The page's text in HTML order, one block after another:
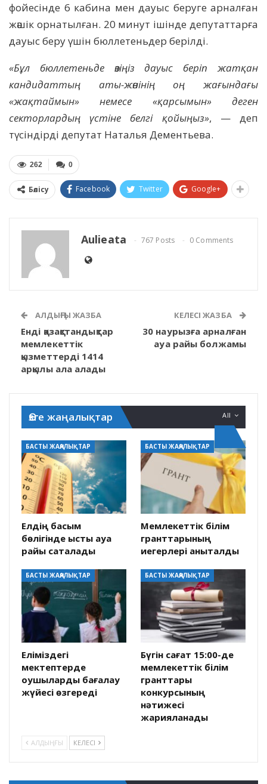
фойесінде 6 кабина мен дауыс беруге арналған
жәшік орнатылған. 20 минут ішінде депутаттарға
дауыс беру үшін бюллетеньдер берілді.
«Бұл бюллетеньде өзіңіз дауыс беріп жатқан
кандидаттың аты-жөнінің оң жағындағы
«жақтаймын» немесе «қарсымын» деген
секторлардың үстіне белгі қойыңыз», — деп
түсіндірді депутат Наталья Дементьева.
0
262
Бөлісу Facebook Twitter Google+
Aulieata 767 Posts 0 Comments
АЛДЫҢҒЫ ЖАЗБА
Енді қазақстандықтар
мемлекеттік
қызметтерді 1414
арқылы ала алады
КЕЛЕСІ ЖАЗБА
30 наурызға арналған
ауа райы болжамы
All
Өзге жаңалықтар
БАСТЫ ЖАҢАЛЫҚТАР
Елдің басым
бөлігінде ыстық ауа
райы сақталады
БАСТЫ ЖАҢАЛЫҚТАР
Мемлекеттік білім
гранттарының
иегерлері анықталды
БАСТЫ ЖАҢАЛЫҚТАР
Еліміздегі
мектептерде
оқушыларды бағалау
жүйесі өзгереді
БАСТЫ ЖАҢАЛЫҚТАР
Бүгін сағат 15:00-де
мемлекеттік білім
гранттары
конкурсының
нәтижесі
жарияланады
АЛДЫҢҒЫ КЕЛЕСІ